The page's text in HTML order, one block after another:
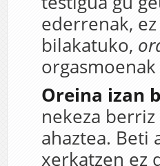
ederrenak,
bilakatuko,
Oreina izan
nekeza
ahaztea. Beti
xerkatzen ez